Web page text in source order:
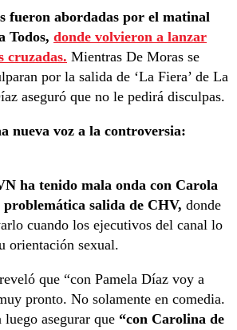
fueron abordadas por el matinal
Todos, donde volvieron a lanzar
cruzadas. Mientras De Moras se
por la salida de ‘La Fiera’ de La
aseguró que no le pedirá disculpas.
nueva voz a la controversia:
ha tenido mala onda con Carola
problemática salida de CHV, donde
cuando los ejecutivos del canal lo
orientación sexual.
que “con Pamela Díaz voy a
pronto. No solamente en comedia.
asegurar que “con Carolina de